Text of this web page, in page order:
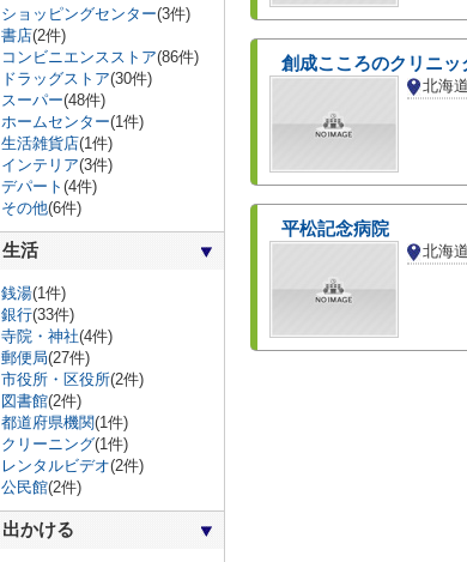
創成こころのクリニッ
平松記念病院
ショッピングセンター(3件)
書店(2件)
コンビニエンスストア(86件)
ドラッグストア(30件)
スーパー(48件)
ホームセンター(1件)
生活雑貨店(1件)
インテリア(3件)
デパート (4件)
その他(6件)
生活
銭湯(1件)
銀行(33件)
寺院・神社(4件)
郵便局(27件)
市役所・区役所(2件)
図書館(2件)
都道府県機関(1件)
クリーニング(1件)
レンタルビデオ(2件)
公民館(2件)
出かける